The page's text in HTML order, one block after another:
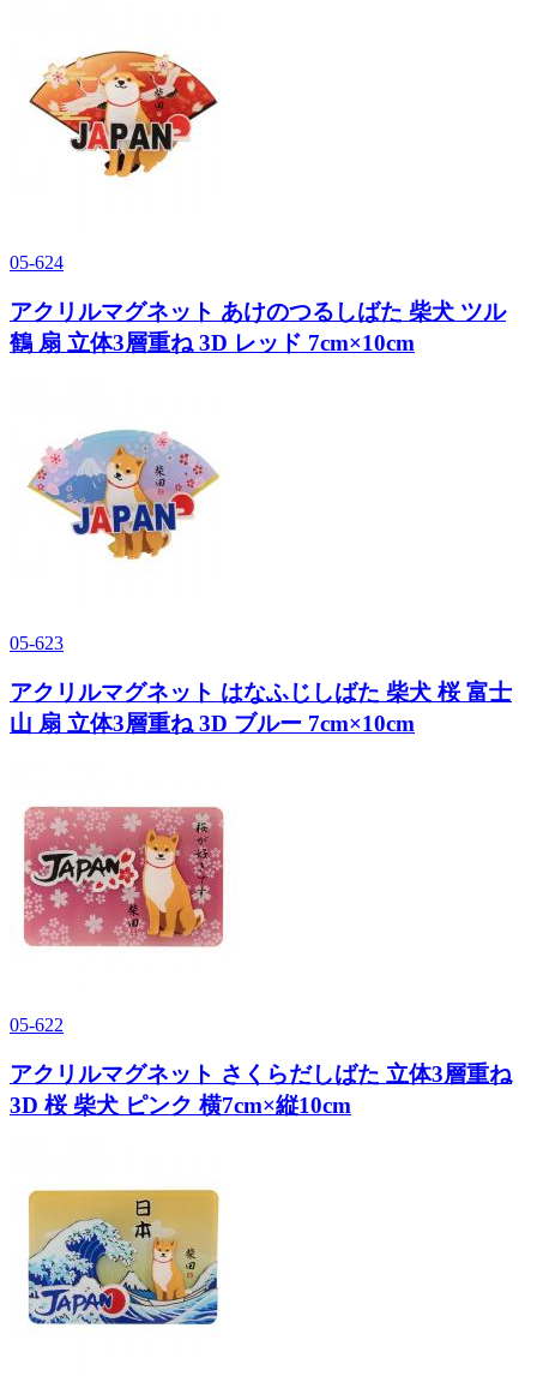
05-624
アクリルマグネット あけのつるしばた 柴犬 ツル
鶴 扇 立体3層重ね 3D レッド 7cm×10cm
05-623
アクリルマグネット はなふじしばた 柴犬 桜 富士
山 扇 立体3層重ね 3D ブルー 7cm×10cm
05-622
アクリルマグネット さくらだしばた 立体3層重ね
3D 桜 柴犬 ピンク 横7cm×縦10cm